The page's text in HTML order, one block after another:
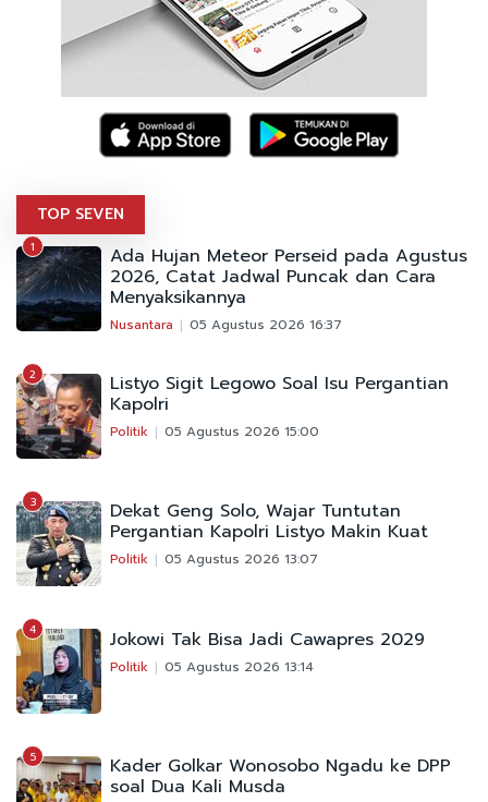
TOP SEVEN
1 Ada Hujan Meteor Perseid pada Agustus
2026, Catat Jadwal Puncak dan Cara
Menyaksikannya
Nusantara 05 Agustus 2026 16:37
2 Listyo Sigit Legowo Soal Isu Pergantian
Kapolri
Politik 05 Agustus 2026 15:00
3 Dekat Geng Solo, Wajar Tuntutan
Pergantian Kapolri Listyo Makin Kuat
Politik 05 Agustus 2026 13:07
4 Jokowi Tak Bisa Jadi Cawapres 2029
Politik 05 Agustus 2026 13:14
5 Kader Golkar Wonosobo Ngadu ke DPP
soal Dua Kali Musda